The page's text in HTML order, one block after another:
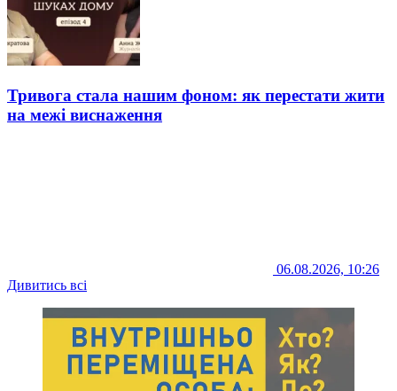
Тривога стала нашим фоном: як перестати жити
на межі виснаження
06.08.2026, 10:26
Дивитись всі